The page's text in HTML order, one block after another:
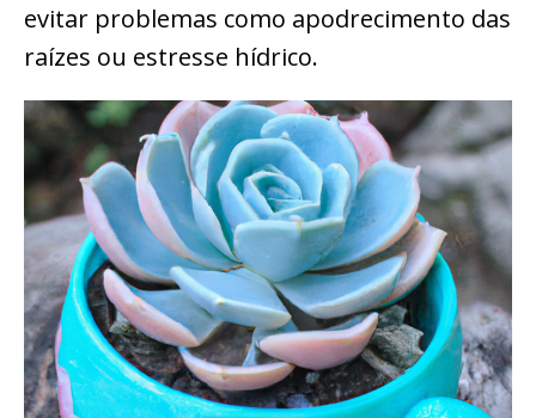
evitar problemas como apodrecimento das
raízes ou estresse hídrico.